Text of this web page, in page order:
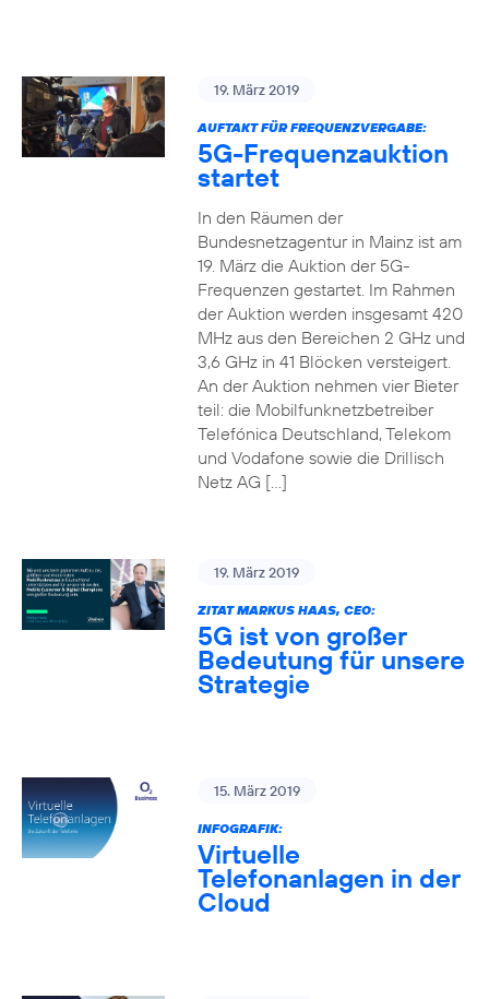
19. März 2019
AUFTAKT FÜR FREQUENZVERGABE:
5G-Frequenzauktion
startet
In den Räumen der
Bundesnetzagentur in Mainz ist am
19. März die Auktion der 5G-
Frequenzen gestartet. Im Rahmen
der Auktion werden insgesamt 420
MHz aus den Bereichen 2 GHz und
3,6 GHz in 41 Blöcken versteigert.
An der Auktion nehmen vier Bieter
teil: die Mobilfunknetzbetreiber
Telefónica Deutschland, Telekom
und Vodafone sowie die Drillisch
Netz AG […]
19. März 2019
ZITAT MARKUS HAAS, CEO:
5G ist von großer
Bedeutung für unsere
Strategie
15. März 2019
INFOGRAFIK:
Virtuelle
Telefonanlagen in der
Cloud